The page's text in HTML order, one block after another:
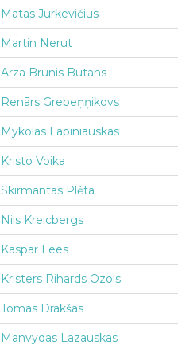
Matas Jurkevičius
Martin Nerut
Arza Brunis Butans
Renārs Grebeņņikovs
Mykolas Lapiniauskas
Kristo Voika
Skirmantas Plėta
Nils Kreicbergs
Kaspar Lees
Kristers Rihards Ozols
Tomas Drakšas
Manvydas Lazauskas